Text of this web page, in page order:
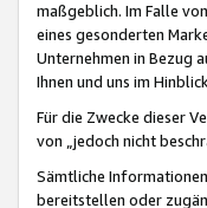
maßgeblich. Im Falle
eines gesonderten
Unternehmen in Bezug
Ihnen und uns im
Für die Zwecke dieser
von „jedoch nicht
Sämtliche
bereitstellen oder